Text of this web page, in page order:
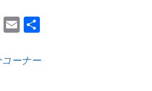
Li
e
E
ai
l
ーナー